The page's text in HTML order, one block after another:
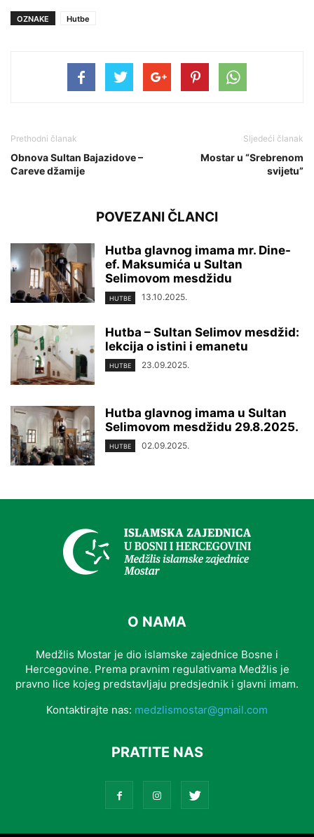
OZNAKE Hutbe
Prethodni članak
Obnova Sultan Bajazidove –
Careve džamije
Sljedeći članak
Mostar u “Srebrenom
svijetu”
POVEZANI ČLANCI
Hutba glavnog imama mr. Dine-
ef. Maksumića u Sultan
Selimovom mesdžidu
HUTBE 13.10.2025.
Hutba – Sultan Selimov mesdžid:
lekcija o istini i emanetu
HUTBE 23.09.2025.
Hutba glavnog imama u Sultan
Selimovom mesdžidu 29.8.2025.
HUTBE 02.09.2025.
O NAMA
Medžlis Mostar je dio islamske zajednice Bosne i
Hercegovine. Prema pravnim regulativama Medžlis je
pravno lice kojeg predstavljaju predsjednik i glavni imam.
Kontaktirajte nas: medzlismostar@gmail.com
PRATITE NAS